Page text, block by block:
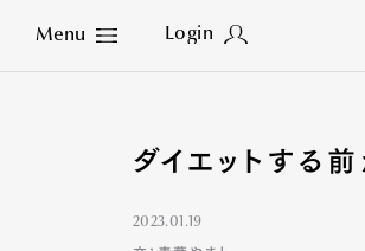
Menu Login
Close
ダイエットする
2023.01.19